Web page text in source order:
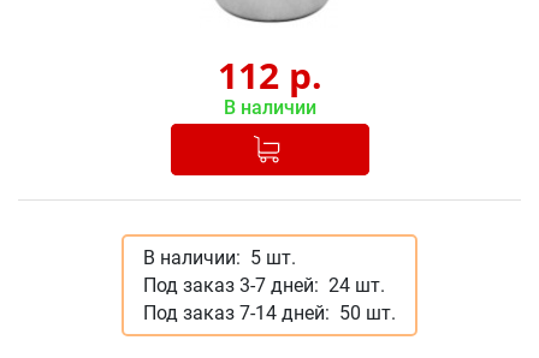
112 р.
В наличии
Добавлено в корзину
В наличии: 5 шт.
Под заказ 3-7 дней: 24 шт.
Под заказ 7-14 дней: 50 шт.